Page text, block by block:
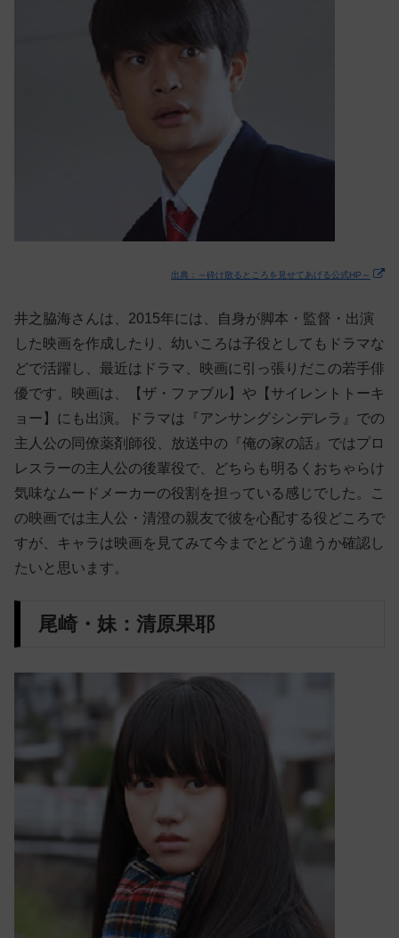
出典：～砕け散るところを見せてあげる公式HP～
井之脇海さんは、2015年には、自身が脚本・監督・出演
した映画を作成したり、幼いころは子役としてもドラマな
どで活躍し、最近はドラマ、映画に引っ張りだこの若手俳
優です。映画は、【ザ・ファブル】や【サイレントトーキ
ョー】にも出演。ドラマは『アンサングシンデレラ』での
主人公の同僚薬剤師役、放送中の『俺の家の話』ではプロ
レスラーの主人公の後輩役で、どちらも明るくおちゃらけ
気味なムードメーカーの役割を担っている感じでした。こ
の映画では主人公・清澄の親友で彼を心配する役どころで
すが、キャラは映画を見てみて今までとどう違うか確認し
たいと思います。
尾崎・妹：清原果耶